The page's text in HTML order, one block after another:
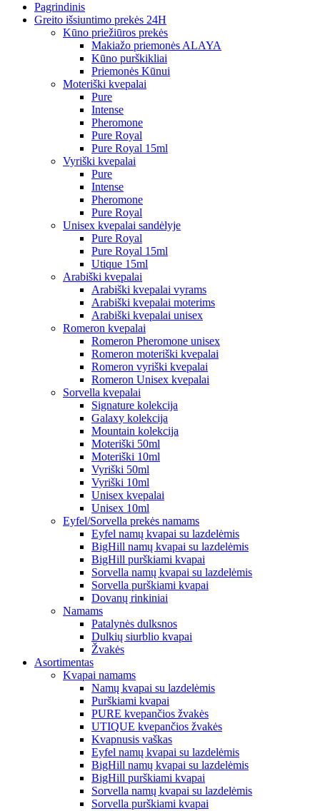
Pagrindinis
Greito išsiuntimo prekės 24H
Kūno priežiūros prekės
Makiažo priemonės ALAYA
Kūno purškikliai
Priemonės Kūnui
Moteriški kvepalai
Pure
Intense
Pheromone
Pure Royal
Pure Royal 15ml
Vyriški kvepalai
Pure
Intense
Pheromone
Pure Royal
Unisex kvepalai sandėlyje
Pure Royal
Pure Royal 15ml
Utique 15ml
Arabiški kvepalai
Arabiški kvepalai vyrams
Arabiški kvepalai moterims
Arabiški kvepalai unisex
Romeron kvepalai
Romeron Pheromone unisex
Romeron moteriški kvepalai
Romeron vyriški kvepalai
Romeron Unisex kvepalai
Sorvella kvepalai
Signature kolekcija
Galaxy kolekcija
Mountain kolekcija
Moteriški 50ml
Moteriški 10ml
Vyriški 50ml
Vyriški 10ml
Unisex kvepalai
Unisex 10ml
Eyfel/Sorvella prekės namams
Eyfel namų kvapai su lazdelėmis
BigHill namų kvapai su lazdelėmis
BigHill purškiami kvapai
Sorvella namų kvapai su lazdelėmis
Sorvella purškiami kvapai
Dovanų rinkiniai
Namams
Patalynės dulksnos
Dulkių siurblio kvapai
Žvakės
Asortimentas
Kvapai namams
Namų kvapai su lazdelėmis
Purškiami kvapai
PURE kvepančios žvakės
UTIQUE kvepančios žvakės
Kvapnusis vaškas
Eyfel namų kvapai su lazdelėmis
BigHill namų kvapai su lazdelėmis
BigHill purškiami kvapai
Sorvella namų kvapai su lazdelėmis
Sorvella purškiami kvapai